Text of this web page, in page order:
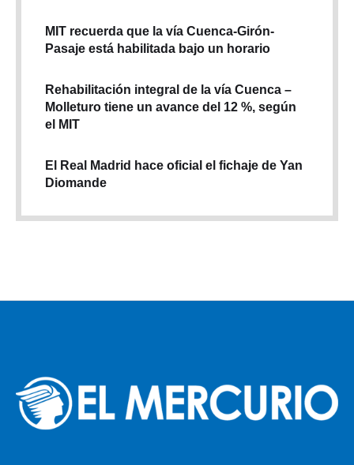
MIT recuerda que la vía Cuenca-Girón-
Pasaje está habilitada bajo un horario
Rehabilitación integral de la vía Cuenca –
Molleturo tiene un avance del 12 %, según
el MIT
El Real Madrid hace oficial el fichaje de Yan
Diomande